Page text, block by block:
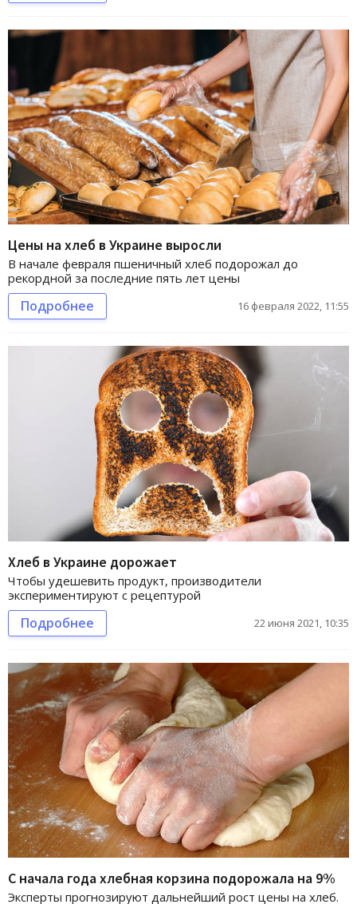
Цены на хлеб в Украине выросли
В начале февраля пшеничный хлеб подорожал до
рекордной за последние пять лет цены
Подробнее 16 февраля 2022, 11:55
Хлеб в Украине дорожает
Чтобы удешевить продукт, производители
экспериментируют с рецептурой
Подробнее 22 июня 2021, 10:35
С начала года хлебная корзина подорожала на 9%
Эксперты прогнозируют дальнейший рост цены на хлеб.